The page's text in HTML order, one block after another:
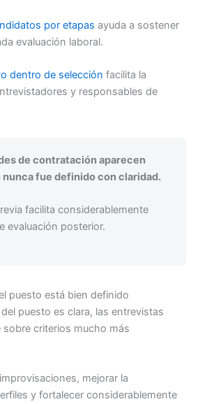
por etapas ayuda a sostener
evaluación laboral.
dentro de selección facilita la
y responsables de
de contratación aparecen
fue definido con claridad.
facilita considerablemente
evaluación posterior.
puesto está bien definido
puesto es clara, las entrevistas
sobre criterios mucho más
mejorar la
y fortalecer considerablemente